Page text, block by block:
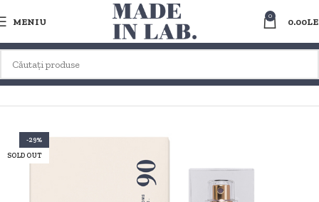
MENIU
0
0.00
Prima pagină PARFUMURI DUPES / CLONE PT. FEMEI ORIENTAL
-29%
SOLD OUT